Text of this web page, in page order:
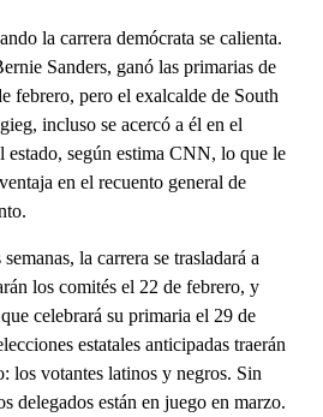
la carrera demócrata se calienta.
Sanders, ganó las primarias de
febrero, pero el exalcalde de South
incluso se acercó a él en el
estado, según estima CNN, lo que le
en el recuento general de
la carrera se trasladará a
los comités el 22 de febrero, y
celebrará su primaria el 29 de
estatales anticipadas traerán
los votantes latinos y negros. Sin
delegados están en juego en marzo.